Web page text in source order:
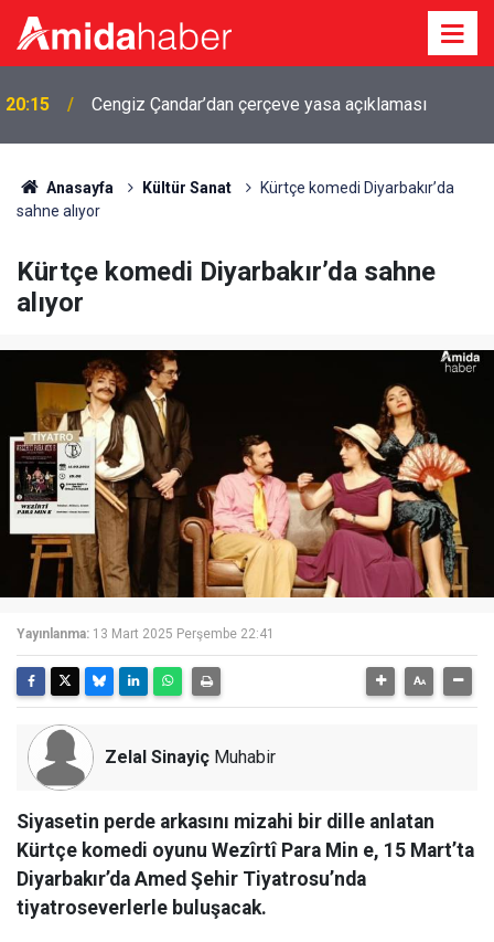
20:15 Cengiz Çandar’dan çerçeve yasa açıklaması
19:57
atmayacağız
Anasayfa Kültür Sanat
Kürtçe komedi Diyarbakır’da
sahne alıyor
Kürtçe komedi Diyarbakır’da sahne
alıyor
Yayınlanma: 13 Mart 2025 Perşembe 22:41
Zelal Sinayiç Muhabir
Siyasetin perde arkasını mizahi bir dille anlatan
Kürtçe komedi oyunu Wezîrtî Para Min e, 15 Mart’ta
Diyarbakır’da Amed Şehir Tiyatrosu’nda
tiyatroseverlerle buluşacak.